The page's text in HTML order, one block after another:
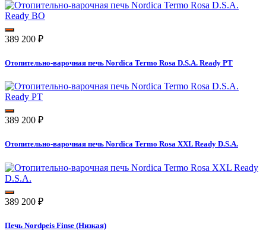
389 200 ₽
Отопительно-варочная печь Nordica Termo Rosa D.S.A. Ready PT
389 200 ₽
Отопительно-варочная печь Nordica Termo Rosa XXL Ready D.S.A.
389 200 ₽
Печь Nordpeis Finse (Низкая)